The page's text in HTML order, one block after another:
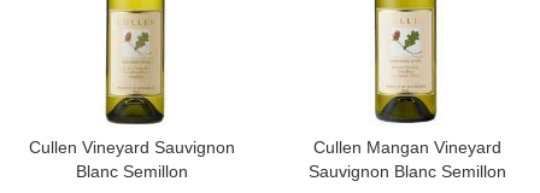
Cullen Vineyard Sauvignon
Blanc Semillon
Cullen Mangan Vineyard
Sauvignon Blanc Semillon